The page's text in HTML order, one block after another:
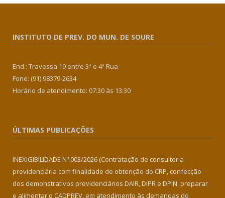
INSTITUTO DE PREV. DO MUN. DE SOURE
End.: Travessa 19 entre 3ª e 4ª Rua
Fone: (91) 98379-2634
Horário de atendimento: 07:30 às 13:30
ÚLTIMAS PUBLICAÇÕES
INEXIGIBILIDADE Nº 003/2026 (Contratação de consultoria
previdenciária com finalidade de obtenção do CRP, confecção
dos demonstrativos previdenciários DAIR, DIPR e DPIN, preparar
e alimentar o CADPREV, em atendimento às demandas do